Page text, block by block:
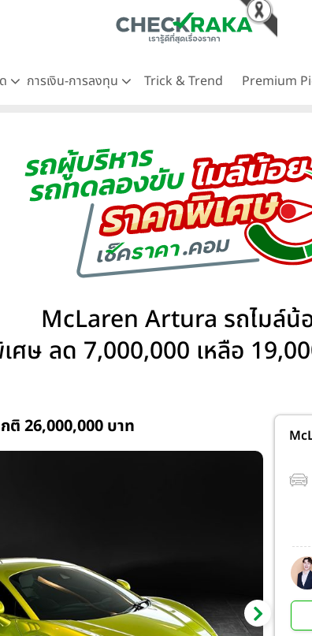
การเงิน-การลงทุน Trick & Trend Premium
McLaren Artura รถไมล์น้
ศษ ลด 7,000,000 เหลือ
ติ 26,000,000 บาท